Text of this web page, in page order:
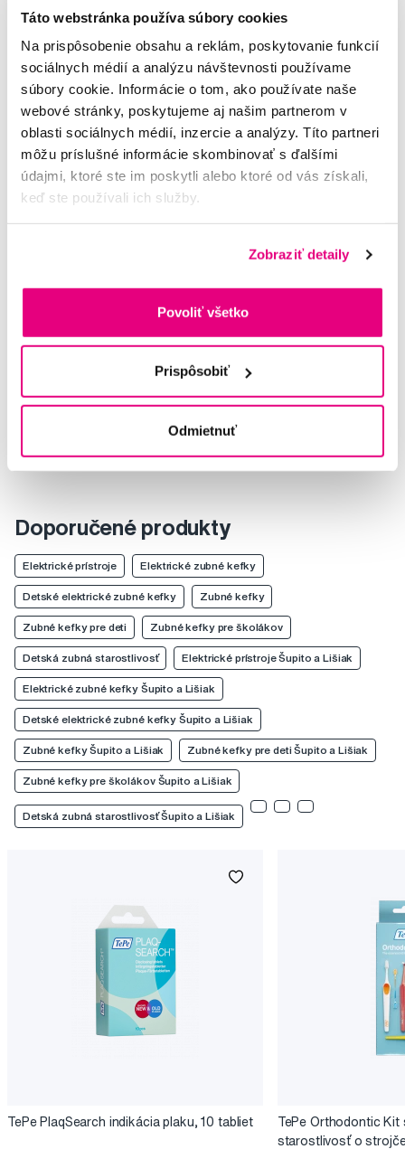
Táto webstránka používa súbory cookies
Na prispôsobenie obsahu a reklám, poskytovanie funkcií
sociálnych médií a analýzu návštevnosti používame
súbory cookie. Informácie o tom, ako používate naše
webové stránky, poskytujeme aj našim partnerom v
oblasti sociálnych médií, inzercie a analýzy. Títo partneri
môžu príslušné informácie skombinovať s ďalšími
údajmi, ktoré ste im poskytli alebo ktoré od vás získali,
keď ste používali ich služby.
Zobraziť detaily
Povoliť všetko
Prispôsobiť
Odmietnuť
Dostali sme kefku na testovanie, a sme veľmi spokojní. Tvar,
farba a dizajn nás najviac zaujali. Podsvietenie ako super bonus
Mária G — 23. 5.
2022
Neověřené hodnocení
?
Syn je s kefkou veľmi spokojný. Kefka má jeden z jeho
obľúbených motívov a páči sa mu, že svieti (to je napokon aj
prestane brnieť a dieťa tak vie, že má zmeniť kvadrant chrupu,
Zuzana — 23. 5.
Neověřené hodnocení
Doporučené produkty
Elektrické prístroje Elektrické zubné kefky
Detské elektrické zubné kefky Zubné kefky
Zubné kefky pre deti Zubné kefky pre školákov
Detská zubná starostlivosť Elektrické prístroje Šupito a Lišiak
Elektrické zubné kefky Šupito a Lišiak
Detské elektrické zubné kefky Šupito a Lišiak
Zubné kefky Šupito a Lišiak Zubné kefky pre deti Šupito a Lišiak
Zubné kefky pre školákov Šupito a Lišiak
Detská zubná starostlivosť Šupito a Lišiak
TePe PlaqSearch indikácia plaku, 10 tabliet
TePe Orthodontic Kit
starostlivosť o